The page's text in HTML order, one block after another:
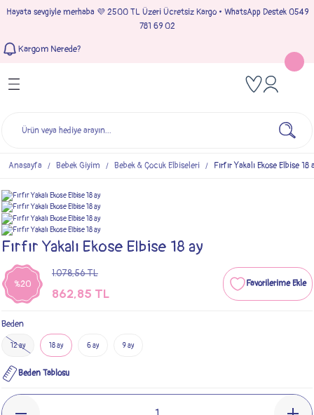
Hayata sevgiyle merhaba 💜 2500 TL Üzeri Ücretsiz Kargo • WhatsApp Destek 0549
781 69 02
Kargom Nerede?
Geri Dön
Geri Dön
Geri Dön
Geri Dön
Anasayfa Bebek Giyim Bebek & Çocuk Elbiseleri Fırfır Yakalı Ekose Elbise 18
Fırfır Yakalı Ekose Elbise 18 ay
%20
1.078,56 TL
862,85 TL
Beden
12 ay 18 ay 6 ay 9 ay
Beden Tablosu